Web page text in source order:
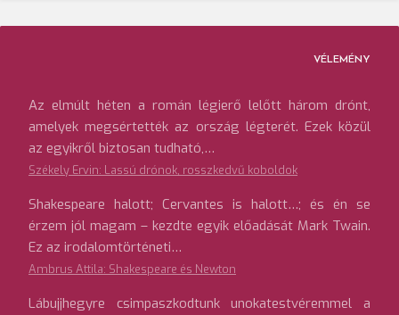
VÉLEMÉNY
Az elmúlt héten a román légierő lelőtt három drónt,
amelyek megsértették az ország légterét. Ezek közül
az egyikről biztosan tudható,…
Székely Ervin: Lassú drónok, rosszkedvű koboldok
Shakespeare halott; Cervantes is halott…; és én se
érzem jól magam – kezdte egyik előadását Mark Twain.
Ez az irodalomtörténeti…
Ambrus Attila: Shakespeare és Newton
Lábujjhegyre csimpaszkodtunk unokatestvéremmel a